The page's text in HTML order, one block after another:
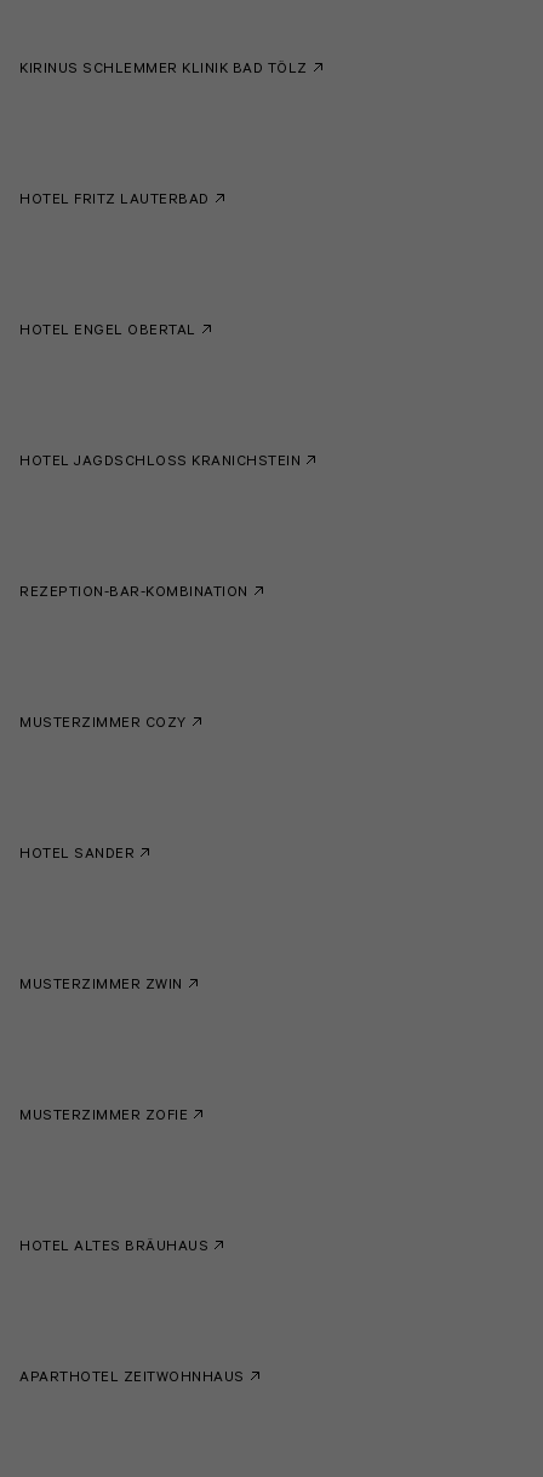
KIRINUS SCHLEMMER KLINIK BAD TÖLZ
HOTEL FRITZ LAUTERBAD
HOTEL ENGEL OBERTAL
HOTEL JAGDSCHLOSS KRANICHSTEIN
REZEPTION-BAR-KOMBINATION
MUSTERZIMMER COZY
HOTEL SANDER
MUSTERZIMMER ZWIN
MUSTERZIMMER ZOFIE
HOTEL ALTES BRÄUHAUS
APARTHOTEL ZEITWOHNHAUS